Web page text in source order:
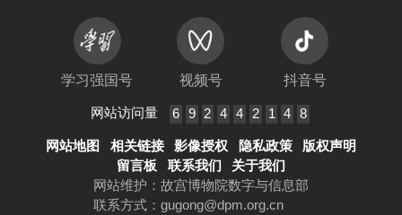
学习强国号 视频号 抖音号
网站访问量 6 9 2 4 4 2 1 4 8
网站地图 相关链接 影像授权 隐私政策
版权声明
留言板
联系我们
关于我们
网站维护：故宫博物院数字与信息部
联系方式： gugong@dpm.org.cn